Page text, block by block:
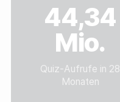
44,34
Mio.
Quiz-Aufrufe in 28
Monaten